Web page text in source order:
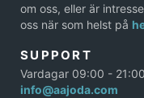
om oss, eller är
oss när som helst på
SUPPORT
Vardagar 09:00 - 21:00
info@aajoda.com